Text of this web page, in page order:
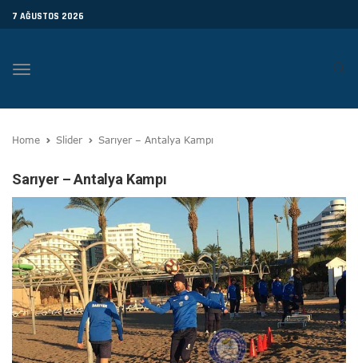
7 AĞUSTOS 2026
Toggle
Home Slider Sarıyer – Antalya Kampı
Sarıyer – Antalya Kampı